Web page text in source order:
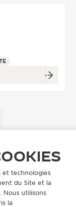
et technologies
du Site et la
Nous utilisons
la